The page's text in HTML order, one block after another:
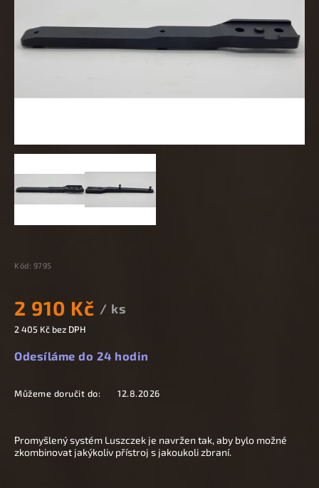
Kód: 9795
2 910 Kč / ks
2 405 Kč bez DPH
Odesíláme do 24 hodin
Můžeme doručit do: 12.8.2026
Promyšlený systém Luszczek je navržen tak, aby bylo možné
zkombinovat jakýkoliv přístroj s jakoukoli zbraní.